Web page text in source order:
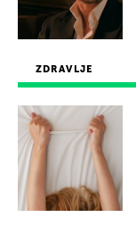
ZDRAVLJE